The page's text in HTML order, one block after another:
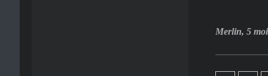
Merlin, 5